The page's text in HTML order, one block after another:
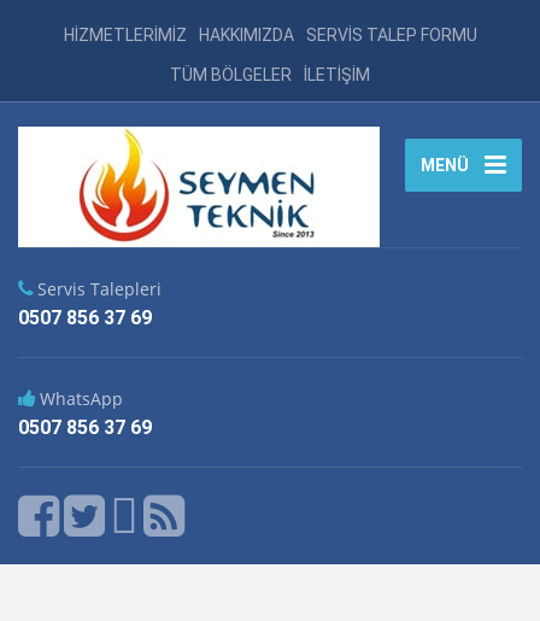
HİZMETLERİMİZ HAKKIMIZDA SERVİS TALEP FORMU
TÜM BÖLGELER İLETİŞİM
MENÜ
Servis Talepleri
0507 856 37 69
WhatsApp
0507 856 37 69